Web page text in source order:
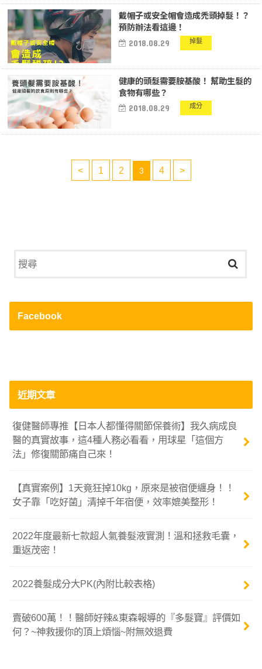
戴帽子或安全帽會造成禿頭掉髮！？
預防辦法看這邊！
2018.08.29 掉髮
健康的頭髮需要胺基酸！ 幫助生髮的
食物有哪些？
2018.08.29 成分
< 1 2 3 4 >
Facebook
近期文章
復健醫師專推【日本人都懂得關節保養術】我久病成良
醫的真實故事，這4種人務必看看，用球星「這個方
法」修復關節痛自己來！
【真實案例】1天竟狂掉10kg，原來是被宿便纏身！！
女子靠「吃好菌」清掉千年宿便，效率媲美整形！
2022年度最新七款超人氣養髮液實測！溫和拯救毛囊，
重返茂密！
2022養髮成分大PK(內附比較表格)
賣破600萬！！醫師好辣&東森報導的『多髮寶』評價如
何？~神救援你的頂上煩惱~附無效退費